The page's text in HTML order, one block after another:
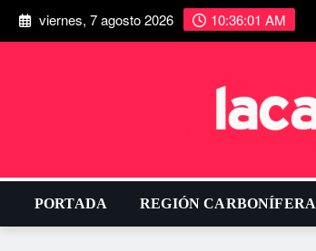
viernes, 7 agosto 2026 10:36:02 AM
PORTADA REGIÓN CARBONÍFERA